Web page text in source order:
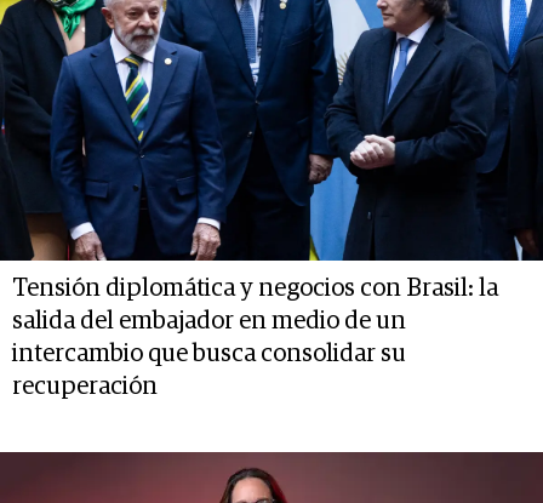
Tensión diplomática y negocios con Brasil: la
salida del embajador en medio de un
intercambio que busca consolidar su
recuperación